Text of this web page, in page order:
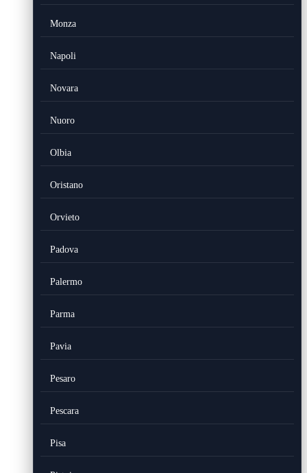
Monza
Napoli
Novara
Nuoro
Olbia
Oristano
Orvieto
Padova
Palermo
Parma
Pavia
Pesaro
Pescara
Pisa